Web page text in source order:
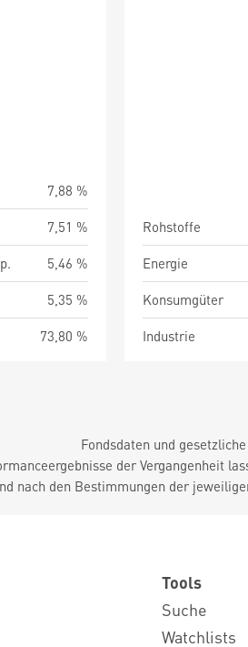
7,88 %
7,51 %
5,46 %
5,35 %
73,80 %
Rohstoffe
Energie
Konsumgüter
Industrie
Fondsdaten und
der Vergangenheit
nach den Bestimmungen der
Tools
Suche
Watchlists